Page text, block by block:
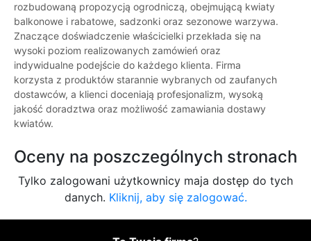
rozbudowaną propozycją ogrodniczą, obejmującą kwiaty
balkonowe i rabatowe, sadzonki oraz sezonowe warzywa.
Znaczące doświadczenie właścicielki przekłada się na
wysoki poziom realizowanych zamówień oraz
indywidualne podejście do każdego klienta. Firma
korzysta z produktów starannie wybranych od zaufanych
dostawców, a klienci doceniają profesjonalizm, wysoką
jakość doradztwa oraz możliwość zamawiania dostawy
kwiatów.
Oceny na poszczególnych stronach
Tylko zalogowani użytkownicy maja dostęp do tych
danych. Kliknij, aby się zalogować.